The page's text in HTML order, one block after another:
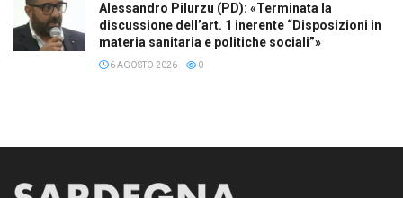
Alessandro Pilurzu (PD): «Terminata la
discussione dell’art. 1 inerente “Disposizioni in
materia sanitaria e politiche sociali”»
6 AGOSTO 2026 0